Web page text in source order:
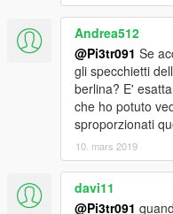
Andrea512
@Pi3tr091 Se
gli specchietti
berlina? E'
che ho potuto
sproporzionati
10. mars 2019
davi11
@Pi3tr091